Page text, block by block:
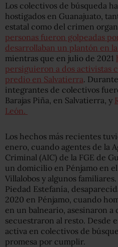
Los colectivos de búsqueda
hostigados en Guanajuato,
estatal como del crimen
personas fueron golpeadas
desarrollaban un plantón en
mientras que en julio de 2021
persiguieron a dos activistas
predio en Salvatierra.
integrantes de colectivos
Barajas Piña, en Salvatierra, y
León.
Los hechos más recientes
enero, cuando agentes de la
Criminal (AIC) de la FGE de
un domicilio en Pénjamo en
Villalobos y algunos
Piedad Estefanía,
2020 en Pénjamo, cuando
en un balneario, asesinaron a
secuestraron al resto. Desde
activa en colectivos de
promesa por cumplir.